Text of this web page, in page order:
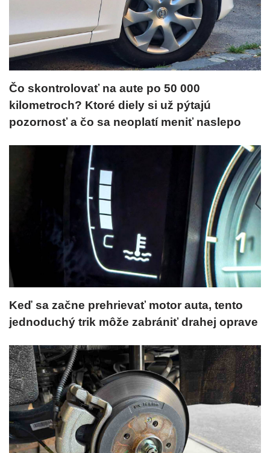
Čo skontrolovať na aute po 50 000
kilometroch? Ktoré diely si už pýtajú
pozornosť a čo sa neoplatí meniť naslepo
Keď sa začne prehrievať motor auta, tento
jednoduchý trik môže zabrániť drahej oprave